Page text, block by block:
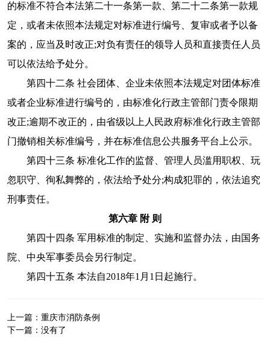
的标准不符合本法第二十一条第一款、第二十二条第一款规
定，或者未依照本法规定对标准进行编号、复审或者予以备
案的，应当及时改正;对负有责任的领导人员和直接责任人员
可以依法给予处分。
第四十二条 社会团体、企业未依照本法规定对团体标准
或者企业标准进行编号的，由标准化行政主管部门责令限期
改正;逾期不改正的，由省级以上人民政府标准化行政主管部
门撤销相关标准编号，并在标准信息公共服务平台上公示。
第四十三条 标准化工作的监督、管理人员滥用职权、玩
忽职守、徇私舞弊的，依法给予处分;构成犯罪的，依法追究
刑事责任。
第六章 附 则
第四十四条 军用标准的制定、实施和监督办法，由国务
院、中央军事委员会另行制定。
第四十五条 本法自2018年1月1日起施行。
上一篇： 重庆市消防条例
下一篇： 没有了